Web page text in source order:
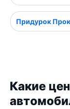
Придурок
Какие